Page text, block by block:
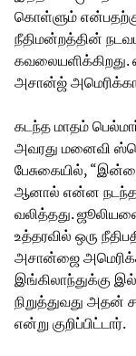
கொள்ளும்
நீதிமன்றத்தின்
அசான்ஜ்
கடந்த மாதம்
அவரது மனைவி
பேசுகையில்,
ஆனால் என்ன
வலித்தது.
உத்தரவில் ஒரு
அசான்ஜை
இங்கிலாந்துக்கு
நிறுத்துவது அதன்
என்று குறிப்பிட்டார்.